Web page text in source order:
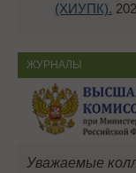
(ХИУПК).
ЖУРНАЛЫ
Уважаемые